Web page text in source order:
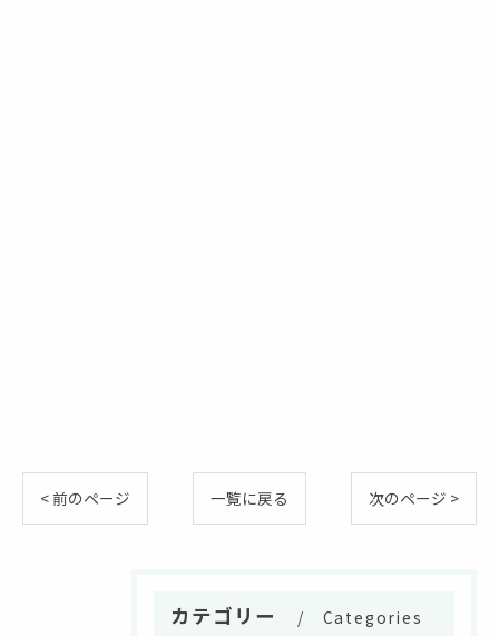
< 前のページ 一覧に戻る 次のページ >
カテゴリー Categories